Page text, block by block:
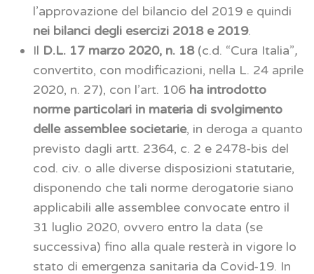
l’approvazione del bilancio del 2019 e quindi
nei bilanci degli esercizi 2018 e 2019.
Il D.L. 17 marzo 2020, n. 18(c.d. “Cura Italia”,
convertito, con modificazioni, nella L. 24 aprile
2020, n. 27), con l’art. 106 ha introdotto
norme particolari in materia di svolgimento
delle assemblee societarie, in deroga a quanto
previsto dagli artt. 2364, c. 2 e 2478-bis del
cod. civ. o alle diverse disposizioni statutarie,
disponendo che tali norme derogatorie siano
applicabili alle assemblee convocate entro il
31 luglio 2020, ovvero entro la data (se
successiva) fino alla quale resterà in vigore lo
stato di emergenza sanitaria da Covid-19. In